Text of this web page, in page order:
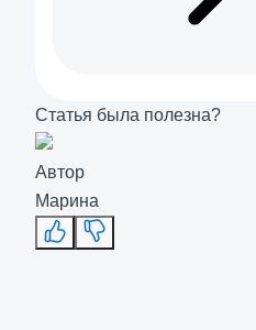
Статья была полезна?
Автор
Марина